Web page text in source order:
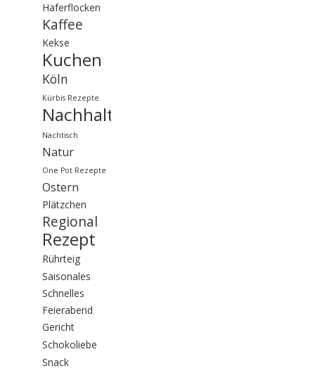
Haferflocken
Kaffee
Kekse
Kuchen
Köln
Kürbis Rezepte
Nachhaltigkeit
Nachtisch
Natur
One Pot Rezepte
Ostern
Plätzchen
Regional
Rezept
Rührteig
Saisonales
Schnelles
Feierabend
Gericht
Schokoliebe
Snack